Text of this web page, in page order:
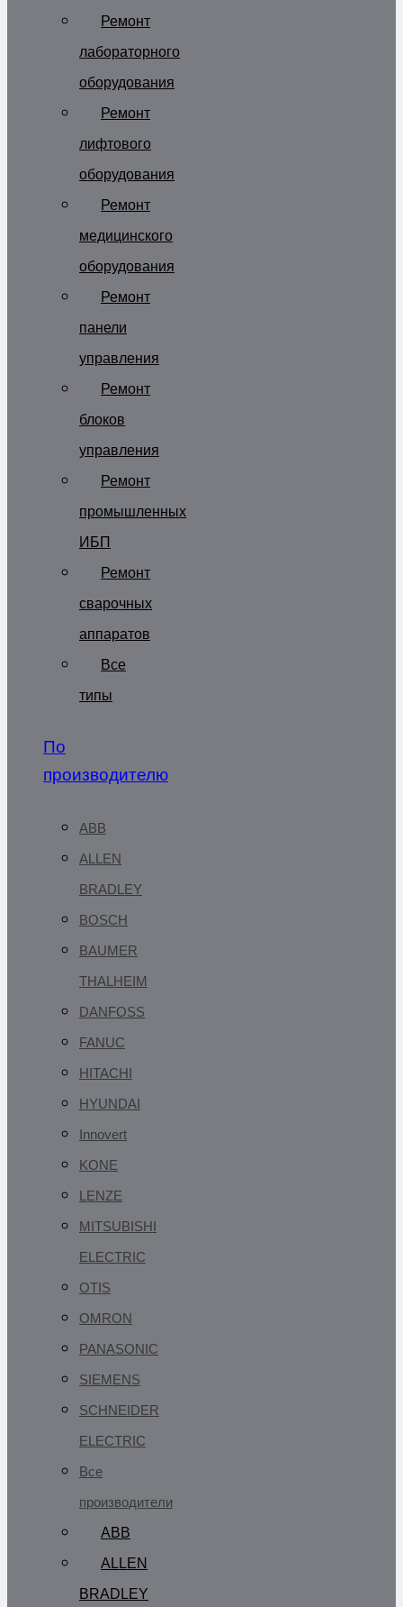
Ремонт
лабораторного
оборудования
Ремонт
лифтового
оборудования
Ремонт
медицинского
оборудования
Ремонт
панели
управления
Ремонт
блоков
управления
Ремонт
промышленных
ИБП
Ремонт
сварочных
аппаратов
Все
типы
По
производителю
ABB
ALLEN
BRADLEY
BOSCH
BAUMER
THALHEIM
DANFOSS
FANUC
HITACHI
HYUNDAI
Innovert
KONE
LENZE
MITSUBISHI
ELECTRIC
OTIS
OMRON
PANASONIC
SIEMENS
SCHNEIDER
ELECTRIC
Все
производители
ABB
ALLEN
BRADLEY